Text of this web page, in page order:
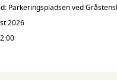
Parkeringspladsen ved
2026